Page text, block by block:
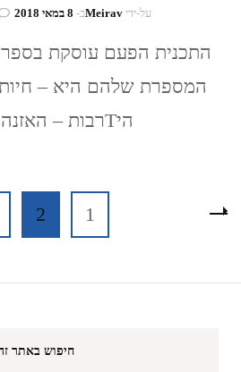
על-ידיMeiravב- 8 במאי 2018
התכנית הפעם עוסקת
המספרת שלהם היא – חיות!
היTרבות – האזנה ערבה!
Posts
pagination
עמוד1 עמוד
2
חיפוש באתר